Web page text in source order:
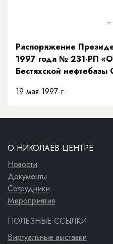
Распоряжение
1997 года № 231-РП
Бестяхской
19 мая 1997 г.
О НИКОЛАЕВ ЦЕНТРЕ
Новости
Документы
Сотрудники
Мероприятия
ПОЛЕЗНЫЕ ССЫЛКИ
Виртуальные выставки